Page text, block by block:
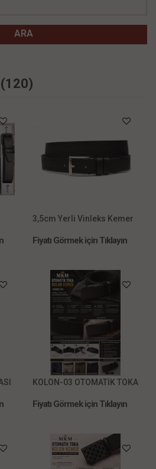
3,5cm Yerli Vinleks Kemer
Fiyatı Görmek için Tıklayın
KOLON-03 OTOMATİK TOKA
Fiyatı Görmek için Tıklayın